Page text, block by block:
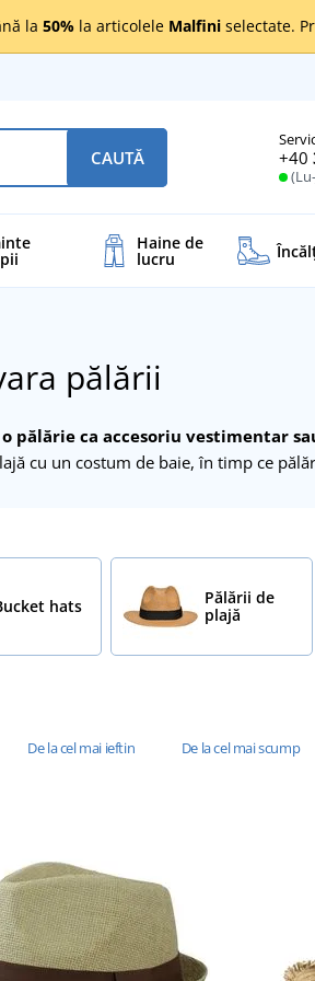
la 50% la articolele Malfini selectate.
+40
CAUTĂ
Haine de
lucru
pălării
pălărie ca accesoriu vestimentar
cu un costum de baie, în timp ce
hats
Pălării de
plajă
De la cel mai ieftin De la cel mai scump